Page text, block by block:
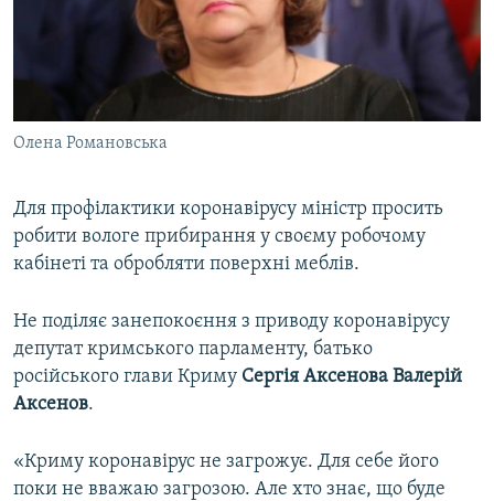
Олена Романовська
Для профілактики коронавірусу міністр просить
робити вологе прибирання у своєму робочому
кабінеті та обробляти поверхні меблів.
Не поділяє занепокоєння з приводу коронавірусу
депутат кримського парламенту, батько
російського глави Криму Сергія Аксенова Валерій
Аксенов.
«Криму коронавірус не загрожує. Для себе його
поки не вважаю загрозою. Але хто знає, що буде